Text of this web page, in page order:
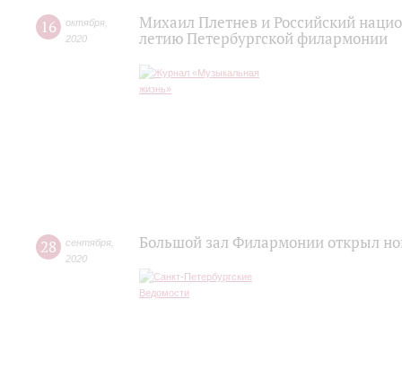
16 октября
2020
Михаил Плетнев и Российский
летию Петербургской филармонии
28 сентября
2020
Большой зал Филармонии открыл